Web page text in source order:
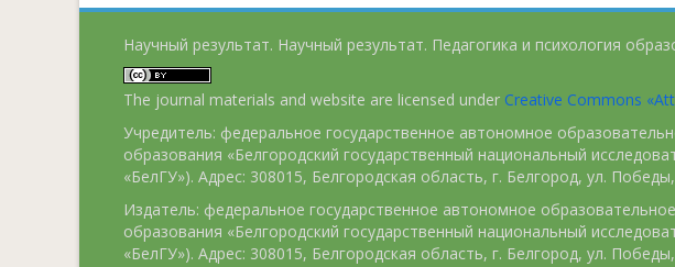
Научный результат. Научный результат. Педагогика и психология
The journal materials and website are licensed under Creative Commons
Учредитель: федеральное государственное автономное
образования «Белгородский государственный национальный
«БелГУ»). Адрес: 308015, Белгородская область, г. Белгород, ул.
Издатель: федеральное государственное автономное
образования «Белгородский государственный национальный
«БелГУ»). Адрес: 308015, Белгородская область, г. Белгород, ул.